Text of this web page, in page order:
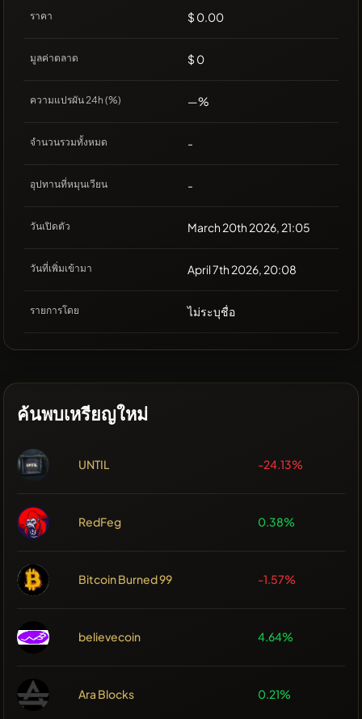
ราคา $ 0.00
มูลค่าตลาด $ 0
ความแปรผัน 24h (%) —%
จำนวนรวมทั้งหมด -
อุปทานที่หมุนเวียน -
วันเปิดตัว March 20th 2026, 21:05
วันที่เพิ่มเข้ามา April 7th 2026, 20:08
รายการโดย ไม่ระบุชื่อ
ค้นพบเหรียญใหม่
UNTIL -24.13%
RedFeg 0.38%
Bitcoin Burned 99 -1.57%
believecoin 4.64%
Ara Blocks 0.21%